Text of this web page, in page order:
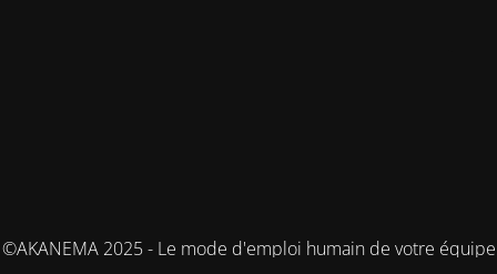
©AKANEMA 2025 - Le mode d'emploi humain de votre équipe